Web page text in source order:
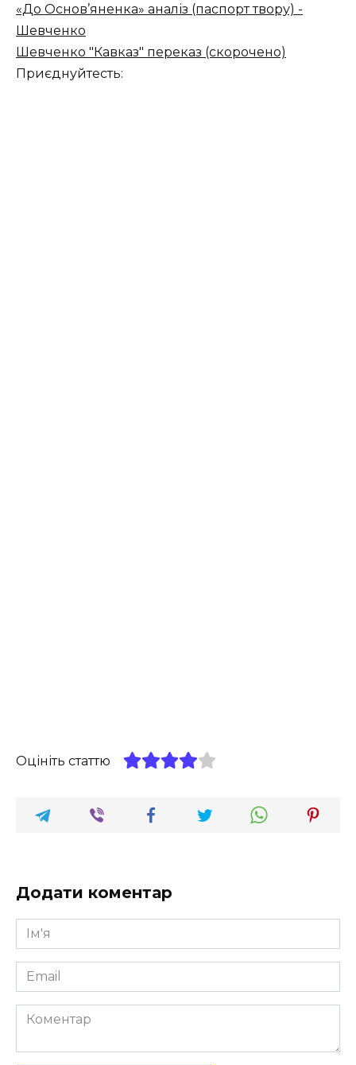
«До Основ’яненка» аналіз (паспорт твору) -
Шевченко
Шевченко "Кавказ" переказ (скорочено)
Приєднуйтесть:
Оцініть статтю
Додати коментар
Ім'я
*
Email
*
Коментар